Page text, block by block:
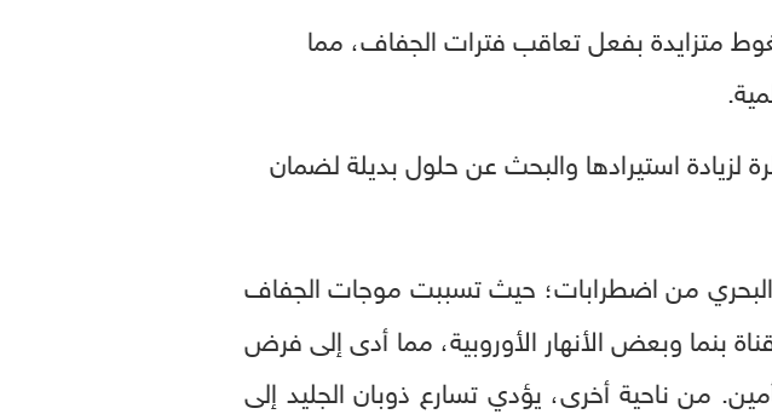
متزايدة بفعل تعاقب فترات الجفاف، مما
لزيادة استيرادها والبحث عن حلول بديلة لضمان
من اضطرابات؛ حيث تسببت موجات الجفاف
بنما وبعض الأنهار الأوروبية، مما أدى إلى فرض
من ناحية أخرى، يؤدي تسارع ذوبان الجليد إلى